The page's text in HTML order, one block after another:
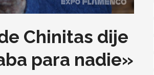
Chinitas dije
para nadie»